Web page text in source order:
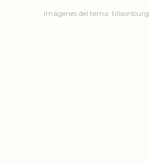
Imágenes del tema: tillsonburg